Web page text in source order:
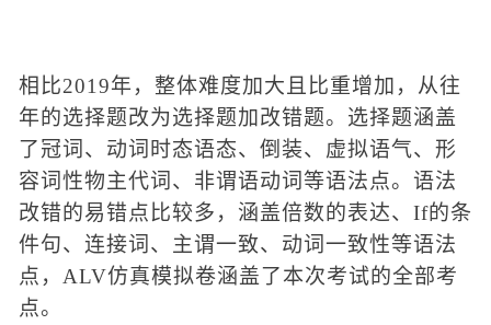
相比2019年，整体难度加大且比重增加，从往
年的选择题改为选择题加改错题。选择题涵盖
了冠词 、 动词时态语态、 倒装、 虚拟语气、 形
容词性物主代词 、 非谓语动词等语法点。语法
改错的易错点比较多，涵盖倍数的表达、 If的条
件句、 连接词 、主谓一致、 动词一致性等语法
点， ALV仿真模拟卷涵盖了本次考试的全部考
点。